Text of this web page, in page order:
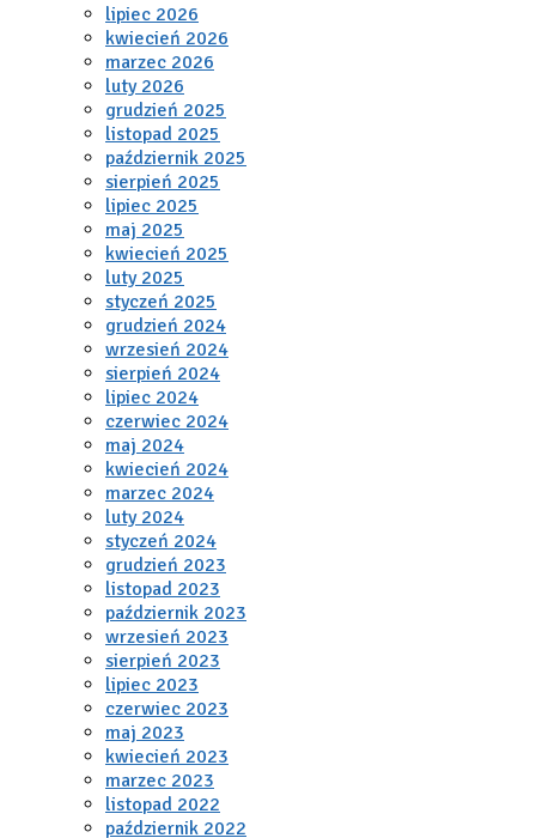
lipiec 2026
kwiecień 2026
marzec 2026
luty 2026
grudzień 2025
listopad 2025
październik 2025
sierpień 2025
lipiec 2025
maj 2025
kwiecień 2025
luty 2025
styczeń 2025
grudzień 2024
wrzesień 2024
sierpień 2024
lipiec 2024
czerwiec 2024
maj 2024
kwiecień 2024
marzec 2024
luty 2024
styczeń 2024
grudzień 2023
listopad 2023
październik 2023
wrzesień 2023
sierpień 2023
lipiec 2023
czerwiec 2023
maj 2023
kwiecień 2023
marzec 2023
listopad 2022
październik 2022